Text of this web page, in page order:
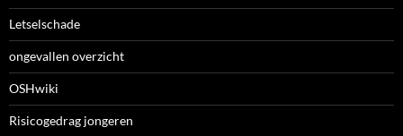
Letselschade
ongevallen overzicht
OSHwiki
Risicogedrag jongeren